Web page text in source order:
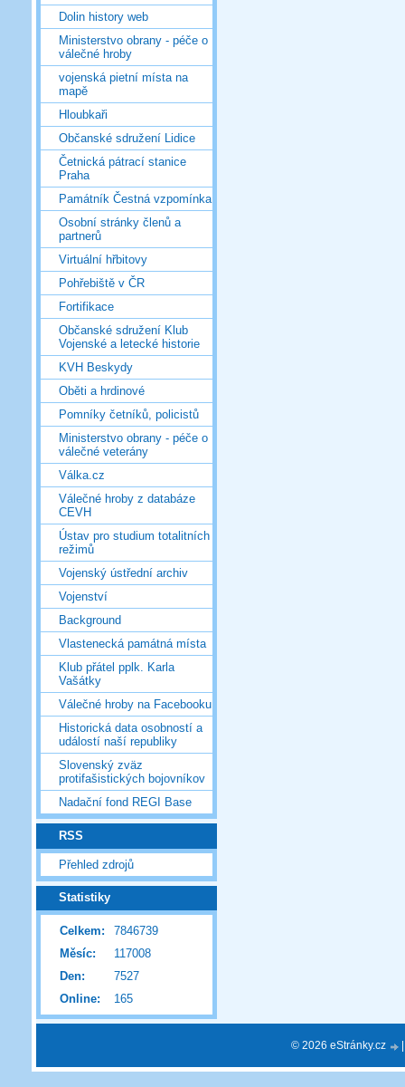
Dolin history web
Ministerstvo obrany - péče o
válečné hroby
vojenská pietní místa na
mapě
Hloubkaři
Občanské sdružení Lidice
Četnická pátrací stanice
Praha
Památník Čestná vzpomínka
Osobní stránky členů a
partnerů
Virtuální hřbitovy
Pohřebiště v ČR
Fortifikace
Občanské sdružení Klub
Vojenské a letecké historie
KVH Beskydy
Oběti a hrdinové
Pomníky četníků, policistů
Ministerstvo obrany - péče o
válečné veterány
Válka.cz
Válečné hroby z databáze
CEVH
Ústav pro studium totalitních
režimů
Vojenský ústřední archiv
Vojenství
Background
Vlastenecká památná místa
Klub přátel pplk. Karla
Vašátky
Válečné hroby na Facebooku
Historická data osobností a
událostí naší republiky
Slovenský zväz
protifašistických bojovníkov
Nadační fond REGI Base
RSS
Přehled zdrojů
Statistiky
Online: 165
Celkem:
7846739
Měsíc:
117008
Den:
7527
© 2026 eStránky.cz